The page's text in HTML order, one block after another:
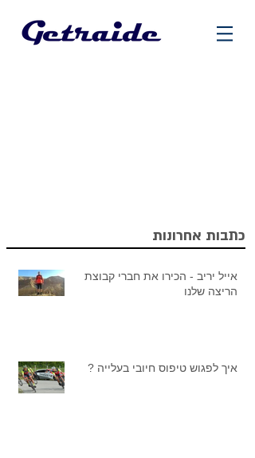
כתבות אחרונות
אייל יריב - הכירו את חברי קבוצת
הריצה שלנו
איך לפגוש טיפוס חיובי בעלייה ?